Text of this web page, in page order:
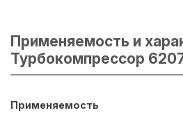
Применяемость и
Турбокомпрессор
Применяемость